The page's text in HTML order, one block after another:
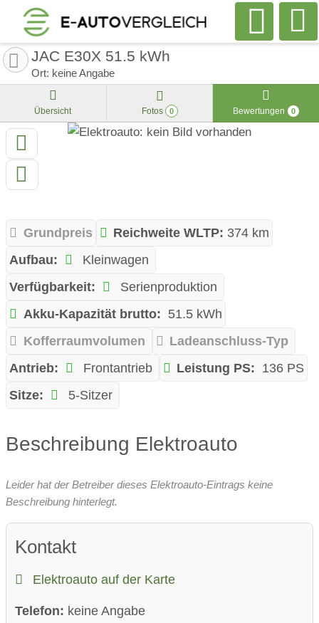
JAC E30X 51.5 kWh
Ort: keine Angabe
Übersicht Fotos 0 Bewertungen 0
Grundpreis Reichweite WLTP: 374 km
Aufbau:
Kleinwagen
Verfügbarkeit:
Serienproduktion
Akku-Kapazität brutto: 51.5 kWh
Kofferraumvolumen
Ladeanschluss-Typ
Antrieb:
Frontantrieb Leistung PS: 136 PS
Sitze:
5-Sitzer
Beschreibung Elektroauto
Leider hat der Betreiber dieses Elektroauto-Eintrags keine
Beschreibung hinterlegt.
Kontakt
Elektroauto auf der Karte
Telefon: keine Angabe